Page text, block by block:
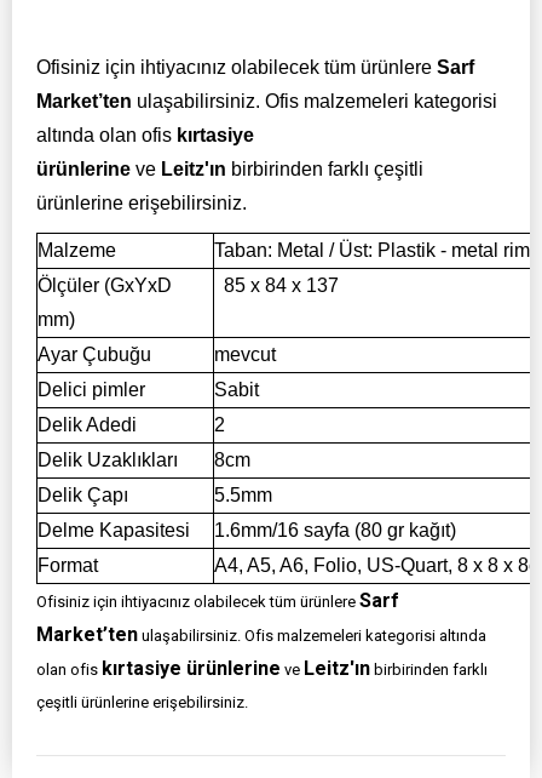
Ofisiniz için ihtiyacınız olabilecek tüm ürünlere Sarf
Market’ten ulaşabilirsiniz. Ofis malzemeleri kategorisi
altında olan ofis kırtasiye
ürünlerine ve Leitz'ın birbirinden farklı çeşitli
ürünlerine erişebilirsiniz.
Malzeme
Taban: Metal / Üst: Plastik - metal rim
Ölçüler (GxYxD
mm)
85 x 84 x 137
Ayar Çubuğu
mevcut
Delici pimler
Sabit
Delik Adedi
2
Delik Uzaklıkları
8cm
Delik Çapı
5.5mm
Delme Kapasitesi
1.6mm/16 sayfa (80 gr kağıt)
Format
A4, A5, A6, Folio, US-Quart, 8 x 8 x
Ofisiniz için ihtiyacınız olabilecek tüm ürünlere Sarf
Market’ten ulaşabilirsiniz. Ofis malzemeleri kategorisi altında
olan ofis kırtasiye ürünlerine ve Leitz'ın birbirinden farklı
çeşitli ürünlerine erişebilirsiniz.